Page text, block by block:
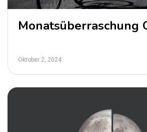
Monatsüberraschung
Oktober 2, 2024